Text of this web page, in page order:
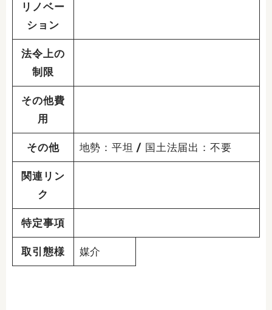
リノベー
ション
法令上の
制限
その他費
用
その他 地勢：平坦 / 国土法届出：不要
関連リン
ク
特定事項
取引態様 媒介